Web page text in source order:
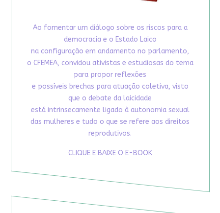
Ao fomentar um diálogo sobre os riscos para a
democracia e o Estado Laico
na configuração em andamento no parlamento,
o CFEMEA, convidou ativistas e estudiosas do tema
para propor reflexões
e possíveis brechas para atuação coletiva, visto
que o debate da laicidade
está intrinsecamente ligado à autonomia sexual
das mulheres e tudo o que se refere aos direitos
reprodutivos.
CLIQUE E BAIXE O E-BOOK